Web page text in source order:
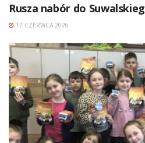
Rusza nabór do
17 CZERWCA 2026